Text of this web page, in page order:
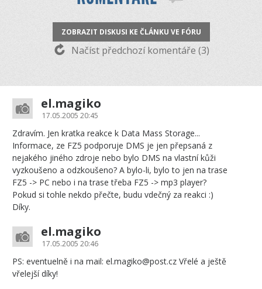
ZOBRAZIT DISKUSI KE ČLÁNKU VE FÓRU
Načíst předchozí komentáře (3)
el.magiko
17.05.2005 20:45
Zdravím. Jen kratka reakce k Data Mass Storage...
Informace, ze FZ5 podporuje DMS je jen přepsaná z
nejakého jiného zdroje nebo bylo DMS na vlastní kůži
vyzkoušeno a odzkoušeno? A bylo-li, bylo to jen na trase
FZ5 -> PC nebo i na trase třeba FZ5 -> mp3 player?
Pokud si tohle nekdo přečte, budu vdečný za reakci :)
Díky.
el.magiko
17.05.2005 20:46
PS: eventuelně i na mail: el.magiko@post.cz Vřelé a ještě
vřelejší díky!